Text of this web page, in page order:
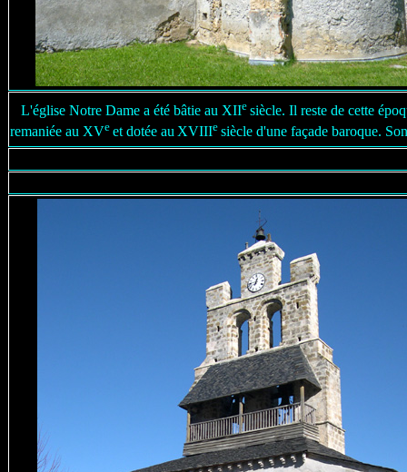
L'église Notre Dame a été bâtie au XIIe siècle. Il reste de cette
remaniée au XVe et dotée au XVIIIe siècle d'une façade baroque.